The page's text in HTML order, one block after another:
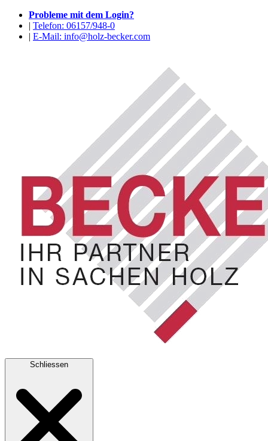
Probleme mit dem Login?
| Telefon: 06157/948-0
| E-Mail: info@holz-becker.com
Schliessen